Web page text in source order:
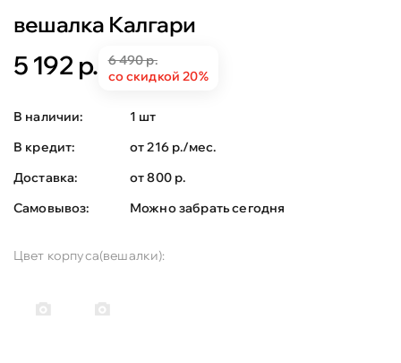
вешалка Калгари
5 192 р.
6 490 р.
со скидкой 20%
В наличии:
1 шт
В кредит:
от 216 р./мес.
Доставка:
от 800 р.
Самовывоз:
Можно забрать сегодня
Цвет корпуса(вешалки):